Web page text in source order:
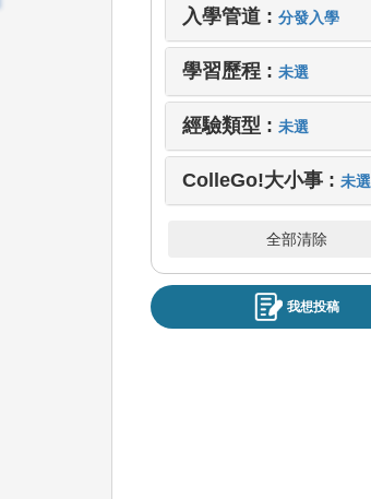
入學管道 : 分發入學
學習歷程 : 未選
經驗類型 : 未選
ColleGo!大小事 : 未選
全部清除
我想投稿